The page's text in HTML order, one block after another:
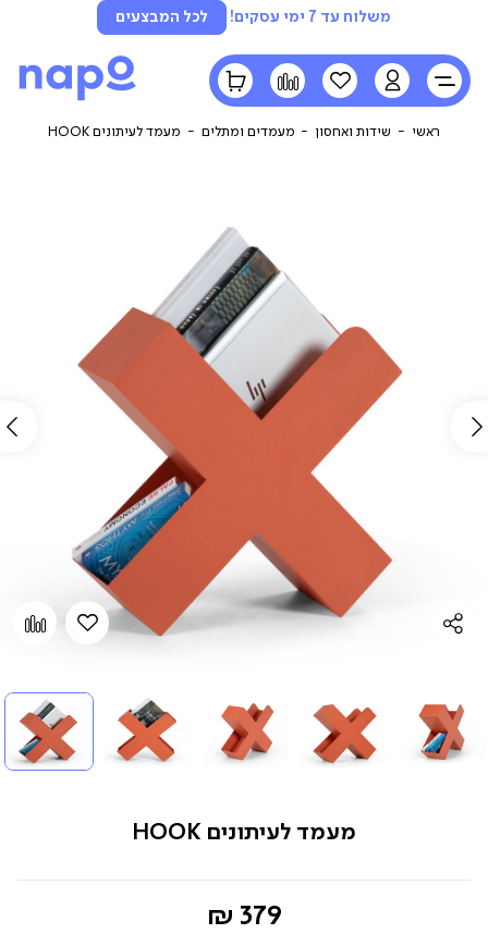
משלוח עד 7 ימי עסקים! לכל המבצעים
LOGINהרשימה
שלי
השוואההסל
שלי
ראשי שידות ואחסון מעמדים ומתלים מעמד לעיתונים HOOK
מעמד לעיתונים HOOK
החל
379 ₪
הוספה Add